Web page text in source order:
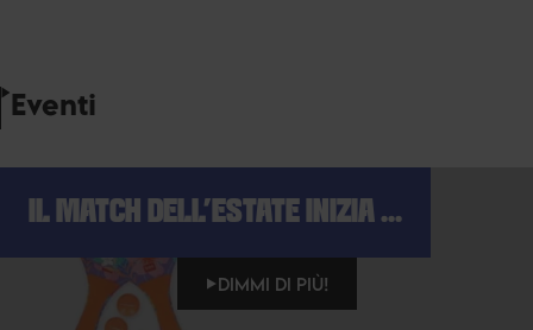
Eventi
IL MATCH DELL'ESTATE INIZIA ...
DIMMI DI PIÙ!